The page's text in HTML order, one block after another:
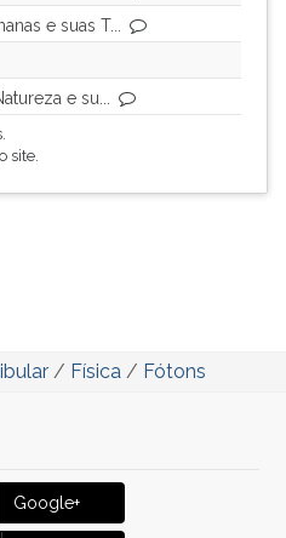
e suas T...
e su...
site.
/ Física / Fótons
Google+